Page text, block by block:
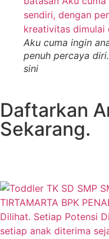
Aku cuma ingin
penuh percaya
sini
Daftarkan
Sekarang.